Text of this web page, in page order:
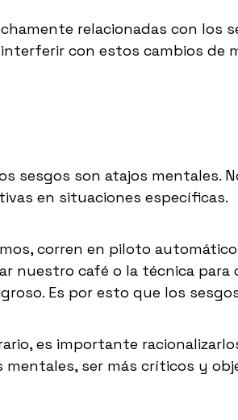
relacionadas con los
con estos cambios de
sesgos son atajos mentales.
en situaciones específicas.
corren en piloto
nuestro café o la técnica para
Es por esto que los
es importante
ser más críticos y